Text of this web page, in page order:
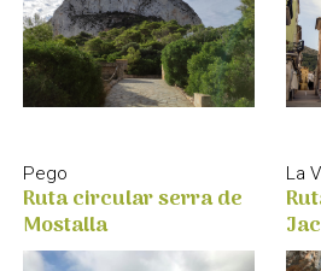
Pego
Ruta circular serra de
Mostalla
La